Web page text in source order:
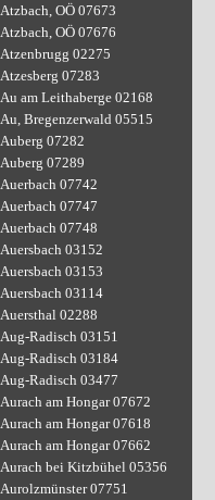
Atzbach, OÖ 07673
Atzbach, OÖ 07676
Atzenbrugg 02275
Atzesberg 07283
Au am Leithaberge 02168
Au, Bregenzerwald 05515
Auberg 07282
Auberg 07289
Auerbach 07742
Auerbach 07747
Auerbach 07748
Auersbach 03152
Auersbach 03153
Auersbach 03114
Auersthal 02288
Aug-Radisch 03151
Aug-Radisch 03184
Aug-Radisch 03477
Aurach am Hongar 07672
Aurach am Hongar 07618
Aurach am Hongar 07662
Aurach bei Kitzbühel 05356
Aurolzmünster 07751